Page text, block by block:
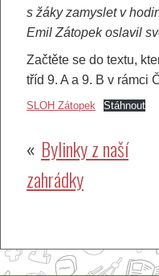
s žáky zamyslet v
Emil Zátopek oslavil
Začtěte se do textu,
tříd 9. A a 9. B v rámci
SLOH Zátopek Stáhnout
Navigace
pro
Bylinky z naší
zahrádky